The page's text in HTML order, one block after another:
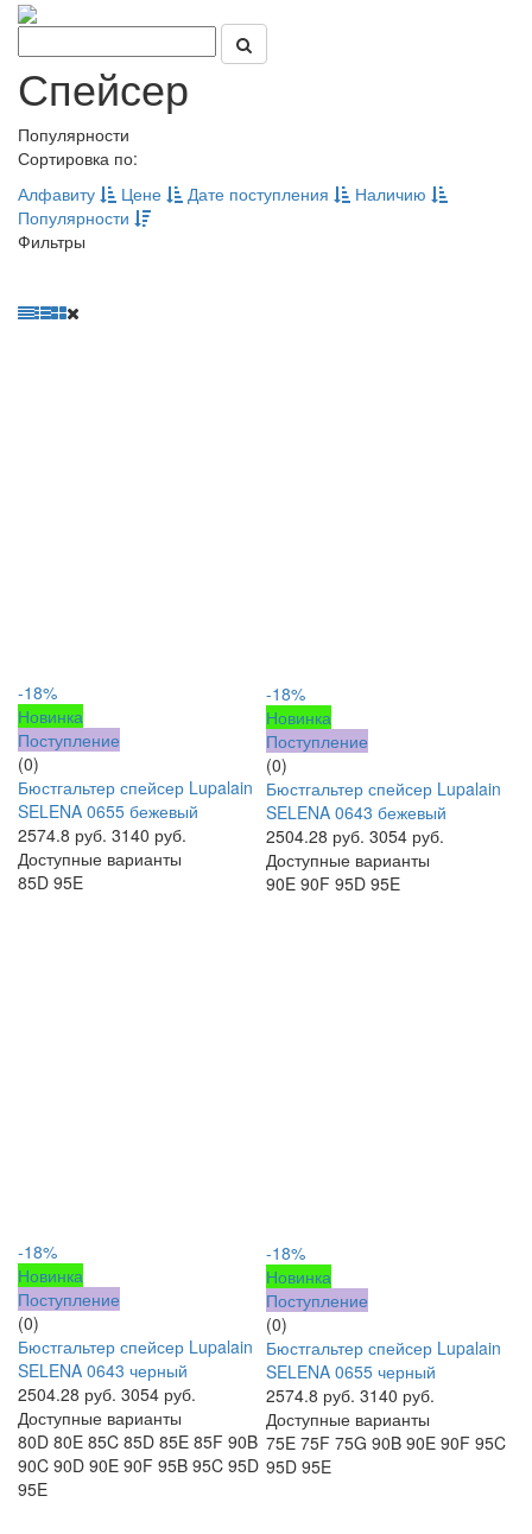
Спейсер
Популярности
Сортировка по:
Алфавиту
Цене Дате поступления
Наличию
Популярности
Фильтры
-18%
Новинка
Поступление
(0)
Бюстгальтер спейсер Lupalain
SELENA 0655 бежевый
2574.8 руб. 3140 руб.
Доступные варианты
85D 95E
-18%
Новинка
Поступление
(0)
Бюстгальтер спейсер Lupalain
SELENA 0643 бежевый
2504.28 руб. 3054 руб.
Доступные варианты
90E 90F 95D 95E
-18%
Новинка
Поступление
(0)
Бюстгальтер спейсер Lupalain
SELENA 0643 черный
2504.28 руб. 3054 руб.
Доступные варианты
80D 80E 85C 85D 85E 85F 90B
90C 90D 90E 90F 95B 95C 95D
95E
-18%
Новинка
Поступление
(0)
Бюстгальтер спейсер Lupalain
SELENA 0655 черный
2574.8 руб. 3140 руб.
Доступные варианты
75E 75F 75G 90B 90E 90F 95C
95D 95E